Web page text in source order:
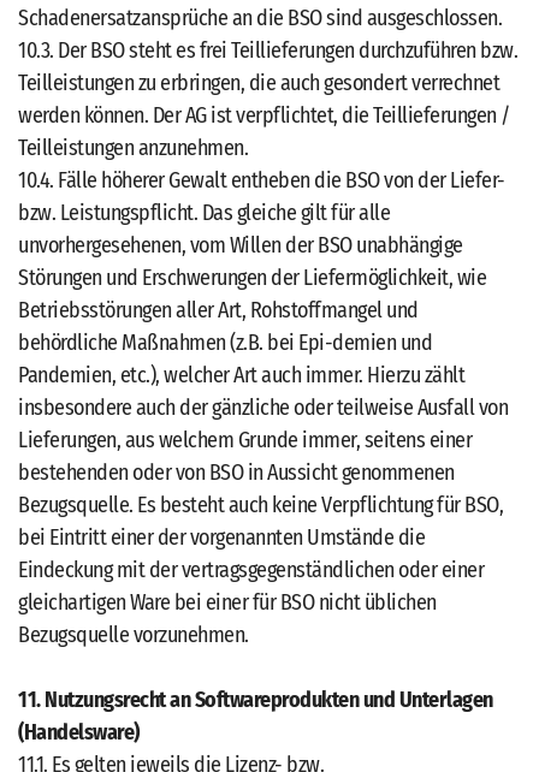
Schadenersatzansprüche an die BSO sind ausgeschlossen.
10.3. Der BSO steht es frei Teillieferungen durchzuführen bzw.
Teilleistungen zu erbringen, die auch gesondert verrechnet
werden können. Der AG ist verpflichtet, die Teillieferungen /
Teilleistungen anzunehmen.
10.4. Fälle höherer Gewalt entheben die BSO von der Liefer-
bzw. Leistungspflicht. Das gleiche gilt für alle
unvorhergesehenen, vom Willen der BSO unabhängige
Störungen und Erschwerungen der Liefermöglichkeit, wie
Betriebsstörungen aller Art, Rohstoffmangel und
behördliche Maßnahmen (z.B. bei Epi-demien und
Pandemien, etc.), welcher Art auch immer. Hierzu zählt
insbesondere auch der gänzliche oder teilweise Ausfall von
Lieferungen, aus welchem Grunde immer, seitens einer
bestehenden oder von BSO in Aussicht genommenen
Bezugsquelle. Es besteht auch keine Verpflichtung für BSO,
bei Eintritt einer der vorgenannten Umstände die
Eindeckung mit der vertragsgegenständlichen oder einer
gleichartigen Ware bei einer für BSO nicht üblichen
Bezugsquelle vorzunehmen.
11. Nutzungsrecht an Softwareprodukten und Unterlagen
(Handelsware)
11.1. Es gelten jeweils die Lizenz- bzw.